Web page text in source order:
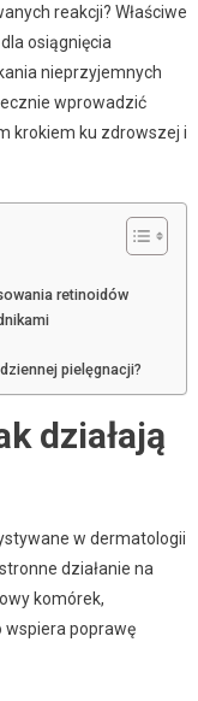
reakcji? Właściwe
osiągnięcia
nieprzyjemnych
wprowadzić
krokiem ku zdrowszej i
retinoidów
pielęgnacji?
działają
w dermatologii
działanie na
komórek,
wspiera poprawę